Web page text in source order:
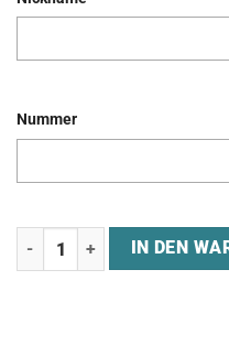
Nummer
Jersey "ALL - European
IN DEN